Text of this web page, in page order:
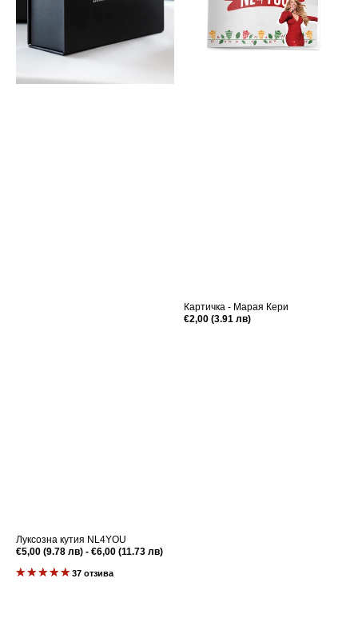
Луксозна кутия NL4YOU
Редовна
€5,00 (9.78 лв) - €6,00 (11.73 лв)
37 отзива
Картичка - Марая Кери
Редовна
€2,00 (3.91 лв)